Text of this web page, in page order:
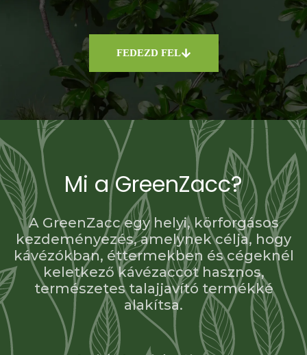
FEDEZD FEL
Mi a GreenZacc?
A GreenZacc egy helyi, körforgásos
kezdeményezés, amelynek célja, hogy
kávézókban, éttermekben és cégeknél
keletkező kávézaccot hasznos,
természetes talajjavító termékké
alakítsa.